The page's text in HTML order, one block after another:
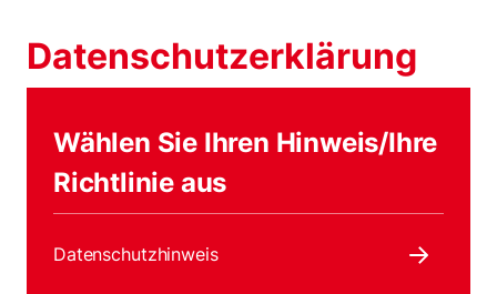
Datenschutzerklärung
Wählen Sie Ihren Hinweis/Ihre
Richtlinie aus
Datenschutzhinweis